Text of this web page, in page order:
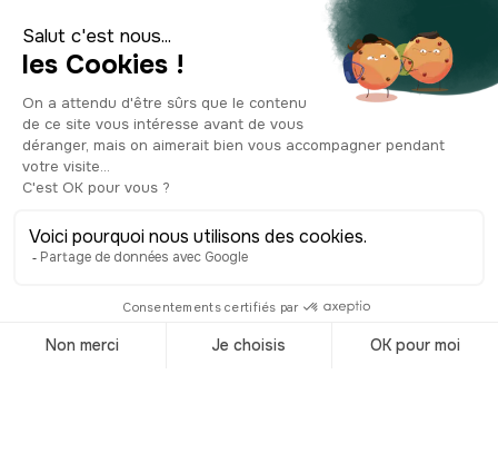
d’Espagne, inscrit au patrimoine
mondial de l’UNESCO: l’Escurial. Il
faudra attendre pratiquement 80 ans
pour que les travaux de celle que l’on
considère comme l’église de la maison
royale commencent. C’est l’architecte
Guarino Guarini, qui réalise les plans.
Ne vous laissez pas avoir par sa sobre
façade, l’intérieur est tout en dorures
baroques exubérantes et vaut
impressionnante coupole. Vous y
verrez également une photo sur toile